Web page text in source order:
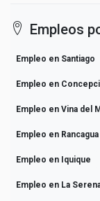
Empleos
Empleo en Santiago
Empleo en
Empleo en Vina del
Empleo en Rancagua
Empleo en Iquique
Empleo en La